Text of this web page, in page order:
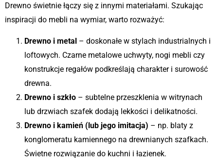
Drewno świetnie łączy się z innymi materiałami. Szukając
inspiracji do mebli na wymiar, warto rozważyć:
Drewno i metal – doskonałe w stylach industrialnych i
loftowych. Czarne metalowe uchwyty, nogi mebli czy
konstrukcje regałów podkreślają charakter i surowość
drewna.
Drewno i szkło – subtelne przeszklenia w witrynach
lub drzwiach szafek dodają lekkości i delikatności.
Drewno i kamień (lub jego imitacja) – np. blaty z
konglomeratu kamiennego na drewnianych szafkach.
Świetne rozwiązanie do kuchni i łazienek.